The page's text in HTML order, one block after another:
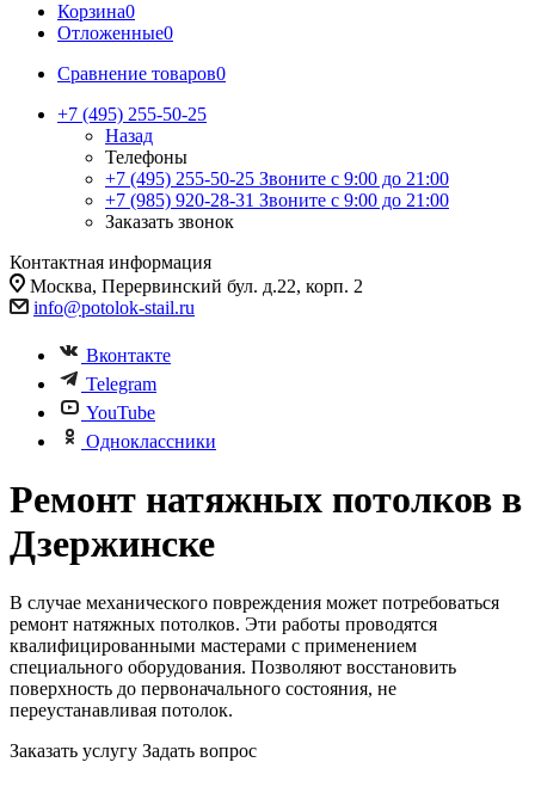
Корзина0
Отложенные0
Сравнение товаров0
+7 (495) 255-50-25
Назад
Телефоны
+7 (495) 255-50-25 Звоните с 9:00 до 21:00
+7 (985) 920-28-31 Звоните с 9:00 до 21:00
Заказать звонок
Контактная информация
Москва, Перервинский бул. д.22, корп. 2
info@potolok-stail.ru
Вконтакте
Telegram
YouTube
Одноклассники
Ремонт натяжных потолков в
Дзержинске
В случае механического повреждения может потребоваться
ремонт натяжных потолков. Эти работы проводятся
квалифицированными мастерами с применением
специального оборудования. Позволяют восстановить
поверхность до первоначального состояния, не
переустанавливая потолок.
Заказать услугу Задать вопрос